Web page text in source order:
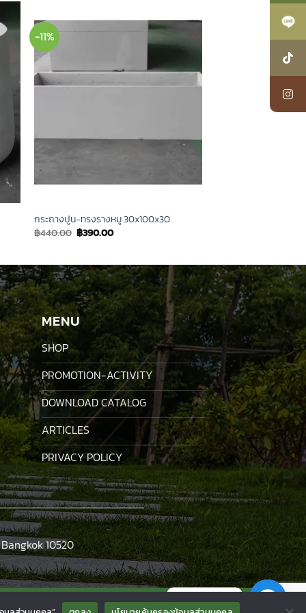
-11%
กระถางปูน-ทรงรางหมู 30x100x30
฿440.00 Original
price
฿390.00Current
MENU
SHOP
PROMOTION-ACTIVITY
DOWNLOAD CATALOG
ARTICLES
PRIVACY POLICY
10520
Contact us